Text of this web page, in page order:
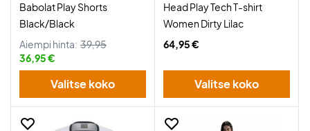
Babolat Play Shorts
Black/Black
Aiempi hinta: 39,95
36,95 €
Valitse koko
Head Play Tech T-shirt
Women Dirty Lilac
64,95 €
Valitse koko